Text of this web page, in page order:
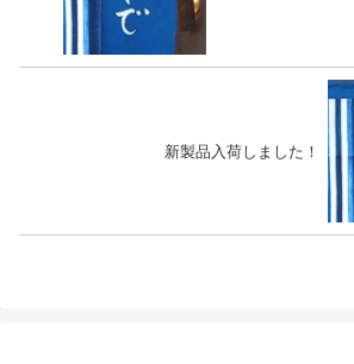
新製品入荷しました！